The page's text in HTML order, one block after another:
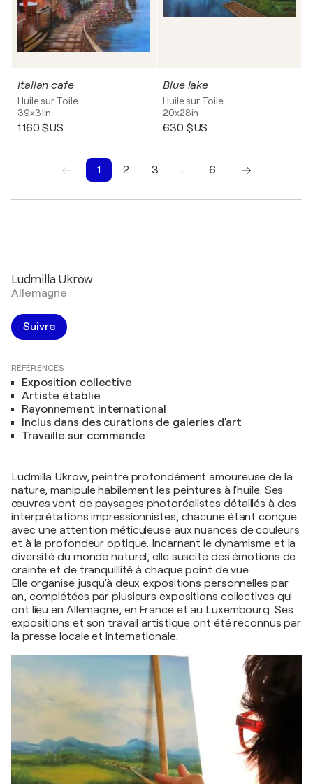
Italian cafe
Huile sur Toile
39x31in
1 160 $US
Blue lake
Huile sur Toile
20x28in
630 $US
1 2 3 …
6
Ludmilla Ukrow
Allemagne
Suivre
RÉFÉRENCES
Exposition collective
Artiste établie
Rayonnement international
Inclus dans des curations de galeries d'art
Travaille sur commande
Ludmilla Ukrow, peintre profondément amoureuse de la
nature, manipule habilement les peintures à l'huile. Ses
œuvres vont de paysages photoréalistes détaillés à des
interprétations impressionnistes, chacune étant conçue
avec une attention méticuleuse aux nuances de couleurs
et à la profondeur optique. Incarnant le dynamisme et la
diversité du monde naturel, elle suscite des émotions de
crainte et de tranquillité à chaque point de vue.
Elle organise jusqu'à deux expositions personnelles par
an, complétées par plusieurs expositions collectives qui
ont lieu en Allemagne, en France et au Luxembourg. Ses
expositions et son travail artistique ont été reconnus par
la presse locale et internationale.